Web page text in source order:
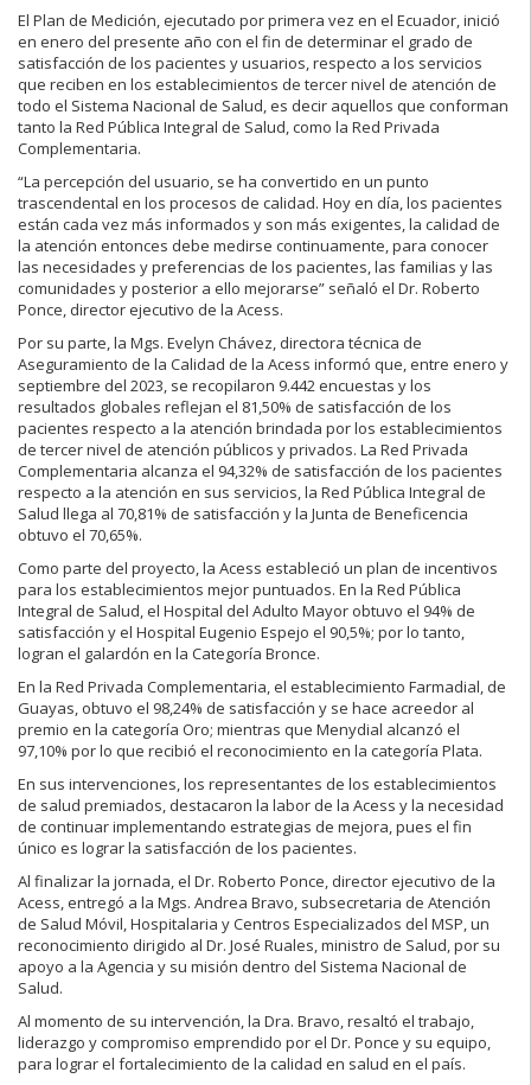
El Plan de Medición, ejecutado por primera vez en el Ecuador, inició
en enero del presente año con el fin de determinar el grado de
satisfacción de los pacientes y usuarios, respecto a los servicios
que reciben en los establecimientos de tercer nivel de atención de
todo el Sistema Nacional de Salud, es decir aquellos que conforman
tanto la Red Pública Integral de Salud, como la Red Privada
Complementaria.
“La percepción del usuario, se ha convertido en un punto
trascendental en los procesos de calidad. Hoy en día, los pacientes
están cada vez más informados y son más exigentes, la calidad de
la atención entonces debe medirse continuamente, para conocer
las necesidades y preferencias de los pacientes, las familias y las
comunidades y posterior a ello mejorarse” señaló el Dr. Roberto
Ponce, director ejecutivo de la Acess.
Por su parte, la Mgs. Evelyn Chávez, directora técnica de
Aseguramiento de la Calidad de la Acess informó que, entre enero y
septiembre del 2023, se recopilaron 9.442 encuestas y los
resultados globales reflejan el 81,50% de satisfacción de los
pacientes respecto a la atención brindada por los establecimientos
de tercer nivel de atención públicos y privados. La Red Privada
Complementaria alcanza el 94,32% de satisfacción de los pacientes
respecto a la atención en sus servicios, la Red Pública Integral de
Salud llega al 70,81% de satisfacción y la Junta de Beneficencia
obtuvo el 70,65%.
Como parte del proyecto, la Acess estableció un plan de incentivos
para los establecimientos mejor puntuados. En la Red Pública
Integral de Salud, el Hospital del Adulto Mayor obtuvo el 94% de
satisfacción y el Hospital Eugenio Espejo el 90,5%; por lo tanto,
logran el galardón en la Categoría Bronce.
En la Red Privada Complementaria, el establecimiento Farmadial, de
Guayas, obtuvo el 98,24% de satisfacción y se hace acreedor al
premio en la categoría Oro; mientras que Menydial alcanzó el
97,10% por lo que recibió el reconocimiento en la categoría Plata.
En sus intervenciones, los representantes de los establecimientos
de salud premiados, destacaron la labor de la Acess y la necesidad
de continuar implementando estrategias de mejora, pues el fin
único es lograr la satisfacción de los pacientes.
Al finalizar la jornada, el Dr. Roberto Ponce, director ejecutivo de la
Acess, entregó a la Mgs. Andrea Bravo, subsecretaria de Atención
de Salud Móvil, Hospitalaria y Centros Especializados del MSP, un
reconocimiento dirigido al Dr. José Ruales, ministro de Salud, por su
apoyo a la Agencia y su misión dentro del Sistema Nacional de
Salud.
Al momento de su intervención, la Dra. Bravo, resaltó el trabajo,
liderazgo y compromiso emprendido por el Dr. Ponce y su equipo,
para lograr el fortalecimiento de la calidad en salud en el país.